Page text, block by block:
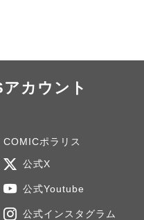
カウント
COMICポラリス
公式X
公式Youtube
公式インスタグラム